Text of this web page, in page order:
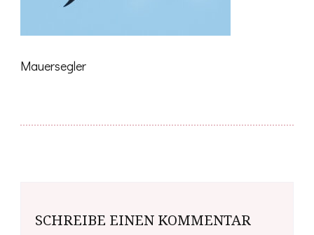
Mauersegler
SCHREIBE EINEN KOMMENTAR